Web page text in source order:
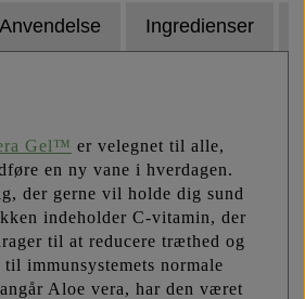
Anvendelse Ingredienser
Gel™ er velegnet til alle,
en ny vane i hverdagen.
der gerne vil holde dig sund
indeholder C-vitamin, der
til at reducere træthed og
til immunsystemets normale
Aloe vera, har den været